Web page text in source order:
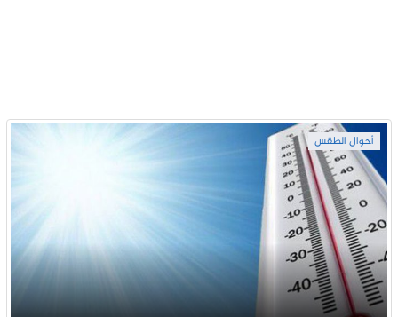
أحوال الطقس